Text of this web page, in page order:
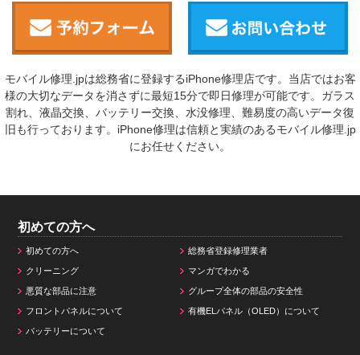
モバイル修理.jpは総務省に登録するiPhone修理店です。当店ではお客
様の大切なデータを消さずに最短15分で即日修理が可能です。ガラス
割れ、液晶交換、バッテリー交換、水没修理、難易度の高いデータ復
旧も行っております。iPhone修理は信頼と実績のあるモバイル修理.jp
にお任せください。
初めての方へ
初めての方へ 総務省登録修理業者
クリーニング マンガでわかる
悪質な部品に注意 グループ全体の部品の安全性
フロントパネルについて 有機ELパネル（OLED）について
バッテリーについて